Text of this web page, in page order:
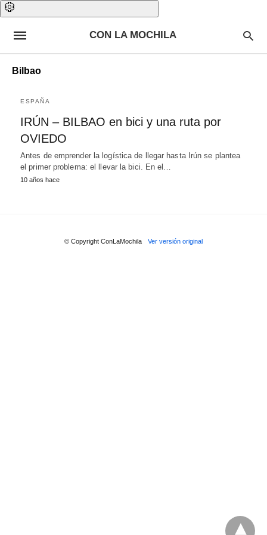
CON LA MOCHILA
Bilbao
ESPAÑA
IRÚN – BILBAO en bici y una ruta por
OVIEDO
Antes de emprender la logística de llegar hasta Irún se plantea
el primer problema: el llevar la bici. En el…
10 años hace
© Copyright ConLaMochila Ver versión original